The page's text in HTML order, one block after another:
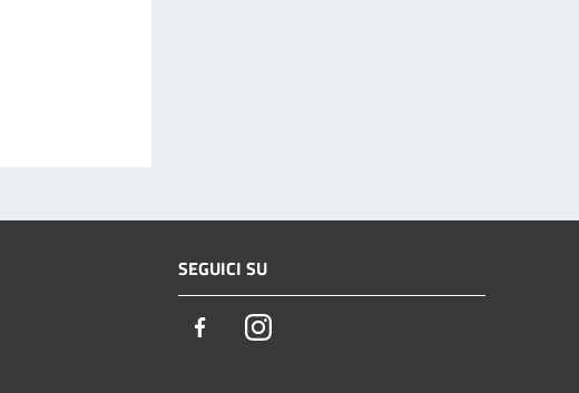
SEGUICI SU
FacebookInstagram